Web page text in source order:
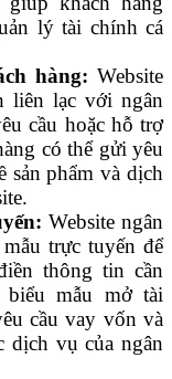
lý tài chính cá
hàng: Website
liên lạc với ngân
cầu hoặc hỗ trợ
có thể gửi yêu
sản phẩm và dịch
Website ngân
trực tuyến để
thông tin cần
mẫu mở tài
cầu vay vốn và
dịch vụ của ngân